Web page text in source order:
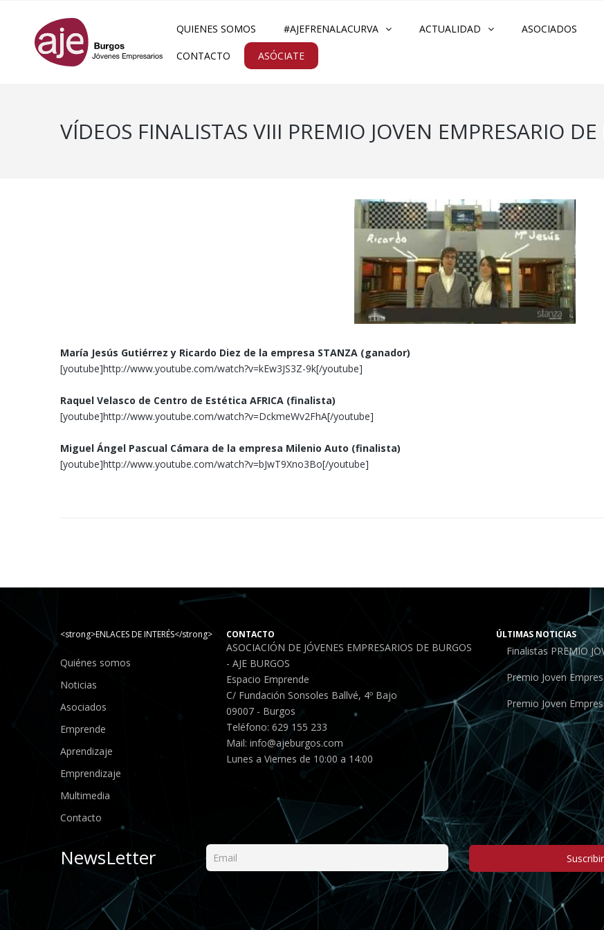
QUIENES SOMOS #AJEFRENALACURVA ACTUALIDAD ASOCIADOS
CONTACTO ASÓCIATE
VÍDEOS FINALISTAS VIII PREMIO JOVEN EMPRESARIO
María Jesús Gutiérrez y Ricardo Diez de la empresa STANZA (ganador)
[youtube]http://www.youtube.com/watch?v=kEw3JS3Z-9k[/youtube]
Raquel Velasco de Centro de Estética AFRICA (finalista)
[youtube]http://www.youtube.com/watch?v=DckmeWv2FhA[/youtube]
Miguel Ángel Pascual Cámara de la empresa Milenio Auto (finalista)
[youtube]http://www.youtube.com/watch?v=bJwT9Xno3Bo[/youtube]
<strong>ENLACES DE INTERÉS</strong>
Quiénes somos
Noticias
Asociados
Emprende
Aprendizaje
Emprendizaje
Multimedia
Contacto
CONTACTO
ASOCIACIÓN DE JÓVENES EMPRESARIOS DE BURGOS
- AJE BURGOS
Espacio Emprende
C/ Fundación Sonsoles Ballvé, 4º Bajo
09007 - Burgos
Teléfono: 629 155 233
Mail: info@ajeburgos.com
Lunes a Viernes de 10:00 a 14:00
ÚLTIMAS NOTICIAS
Finalistas PREMIO
Premio Joven
Premio Joven
NewsLetter